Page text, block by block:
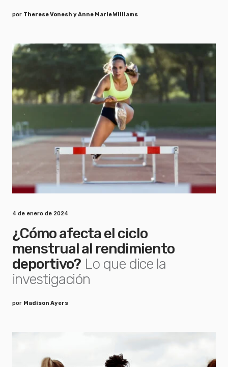
por Therese Vonesh y Anne Marie Williams
4 de enero de 2024
¿Cómo afecta el ciclo
menstrual al rendimiento
deportivo? Lo que dice la
investigación
por Madison Ayers